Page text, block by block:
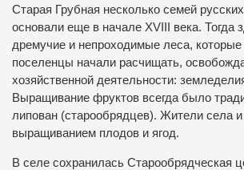
Старая Грубная несколько семей
основали еще в начале XVIII века. Тогда
дремучие и непроходимые леса,
поселенцы начали расчищать,
хозяйственной деятельности:
Выращивание фруктов всегда было
липован (старообрядцев). Жители села и
выращиванием плодов и ягод.
В селе сохранилась Старообрядческая